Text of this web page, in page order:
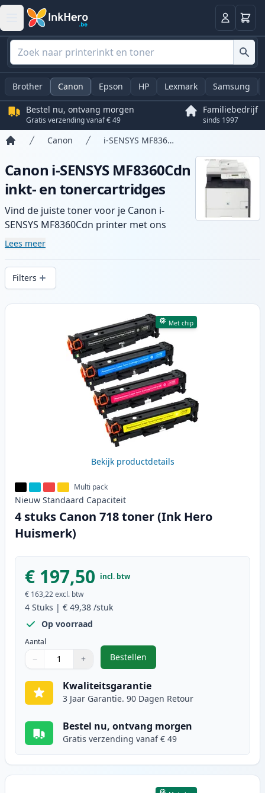
Log in
Brother Canon Epson HP Lexmark Samsung
Bestel nu, ontvang morgen
Gratis verzending vanaf € 49
Familiebedrijf
sinds 1997
Canon i-SENSYS MF8360Cdn
Canon i-SENSYS MF8360Cdn
inkt- en tonercartridges
Vind de juiste toner voor je Canon i-
SENSYS MF8360Cdn printer met ons
assortiment compatibele en high-yield
printkwaliteit en snelle levering vanuit
lokale voorraad in .
Lees meer
Filters
Producten
Met chip
Bekijk productdetails
Multi pack
Nieuw Standaard Capaciteit
4 stuks Canon 718 toner (Ink Hero
Huismerk)
€ 197,50 incl. btw
€ 163,22excl. btw
4 Stuks | € 49,38 /stuk
Op voorraad
Aantal
Gebruik de knoppen om aan te passen
− +
1
Bestellen
,4 stuks Canon 718 toner (Ink
Kwaliteitsgarantie
3 Jaar Garantie. 90 Dagen Retour
Bestel nu, ontvang morgen
Gratis verzending vanaf € 49